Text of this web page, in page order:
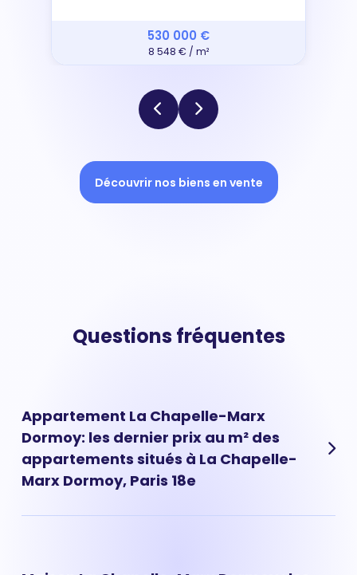
530 000 €
8 548 € / m²
Découvrir nos biens en vente
Questions fréquentes
Appartement La Chapelle-Marx
Dormoy: les dernier prix au m² des
appartements situés à La Chapelle-
Marx Dormoy, Paris 18e